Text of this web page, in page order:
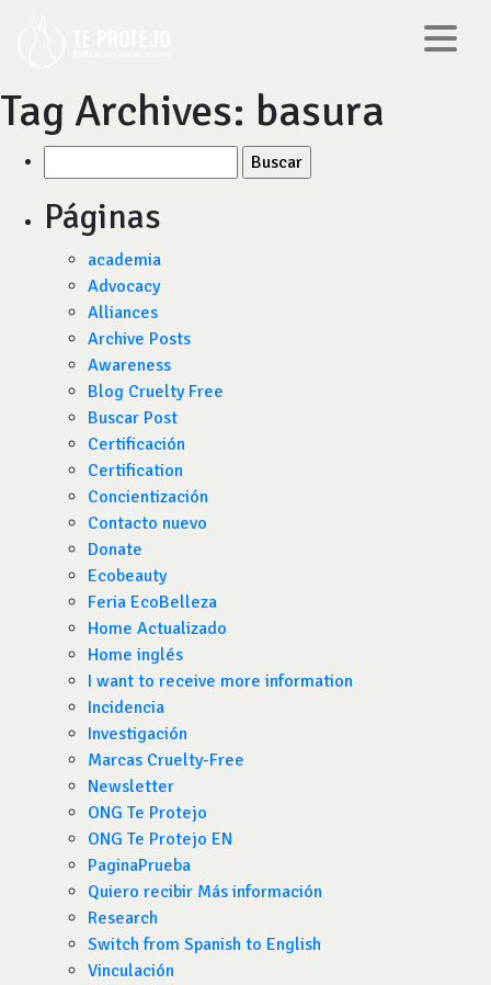
Tag Archives: basura
por:
Páginas
academia
Advocacy
Alliances
Archive Posts
Awareness
Blog Cruelty Free
Buscar Post
Certificación
Certification
Concientización
Contacto nuevo
Donate
Ecobeauty
Feria EcoBelleza
Home Actualizado
Home inglés
I want to receive more information
Incidencia
Investigación
Marcas Cruelty-Free
Newsletter
ONG Te Protejo
ONG Te Protejo EN
PaginaPrueba
Quiero recibir Más información
Research
Switch from Spanish to English
Vinculación